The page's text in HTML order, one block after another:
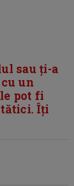
sau ți-a
un
pot fi
Îți